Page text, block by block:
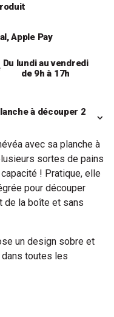
Apple Pay
Du lundi au vendredi
de 9h à 17h
à découper 2
avec sa planche à
sortes de pains
! Pratique, elle
pour découper
de la boîte et sans
un design sobre et
toutes les